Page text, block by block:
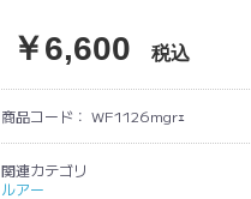
￥6,600 税込
商品コード： WF1126mgrｪ
関連カテゴリ
ルアー